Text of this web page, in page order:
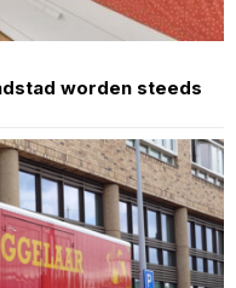
worden steeds